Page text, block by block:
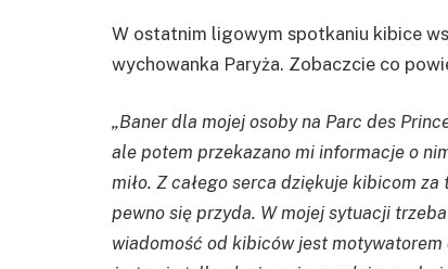
W ostatnim ligowym spotkaniu kibice
wychowanka Paryża. Zobaczcie co
„Baner dla mojej osoby na Parc des
ale potem przekazano mi informacje o
miło. Z całego serca dziękuje kibicom
pewno się przyda. W mojej sytuacji
wiadomość od kibiców jest